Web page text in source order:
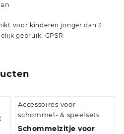
voor kinderen jonger dan 3
gebruik. GPSR
Accessoires voor
schommel- & speelsets
Schommelzitje voor